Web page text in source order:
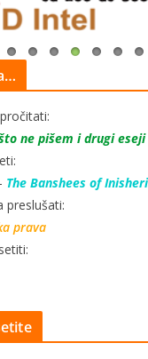
ne pišem i drugi eseji
The Banshees of
preslušati:
prava